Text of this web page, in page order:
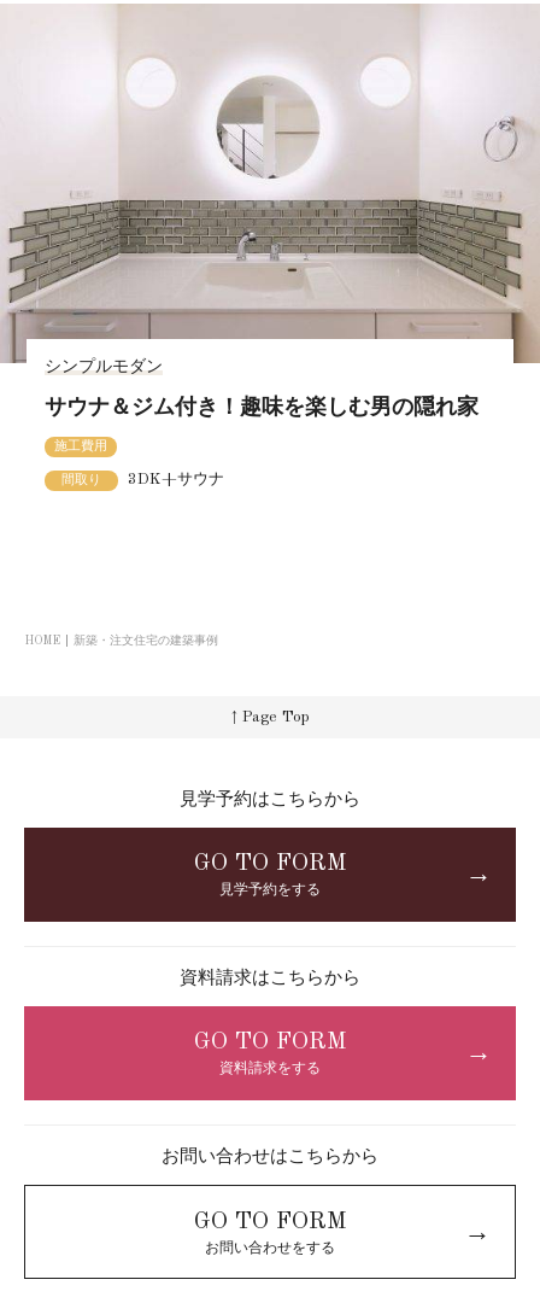
シンプルモダン
サウナ＆ジム付き！趣味を楽しむ男の隠れ家
施工費用
間取り 3DK+サウナ
HOME 新築・注文住宅の建築事例
↑ Page Top
見学予約はこちらから
GO TO FORM
見学予約をする
→
資料請求はこちらから
GO TO FORM
資料請求をする
→
お問い合わせはこちらから
GO TO FORM
お問い合わせをする
→